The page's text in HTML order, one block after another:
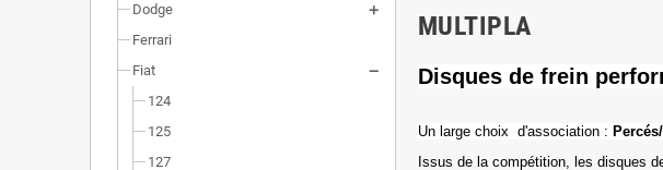
Dodge
Ferrari
Fiat
124
125
127
MULTIPLA
Disques de frein
Un l arge choix d'association :
Issus de la compétition, les disques